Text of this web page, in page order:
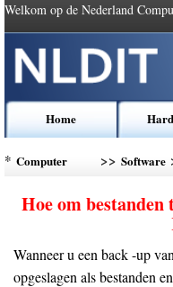
Welkom op de Nederland
Home
* Computer
>> Software
Hoe om
Wanneer u een back -up
opgeslagen als bestanden